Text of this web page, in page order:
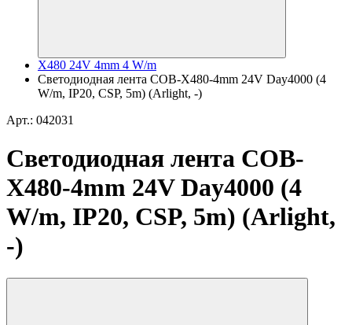
X480 24V 4mm 4 W/m
Светодиодная лента COB-X480-4mm 24V Day4000 (4
W/m, IP20, CSP, 5m) (Arlight, -)
Арт.: 042031
Светодиодная лента COB-
X480-4mm 24V Day4000 (4
W/m, IP20, CSP, 5m) (Arlight,
-)